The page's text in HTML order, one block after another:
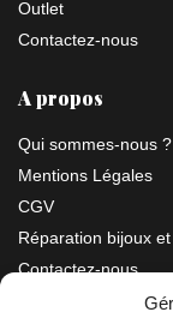
Outlet
Contactez-nous
A propos
Qui sommes-nous ?
Mentions Légales
CGV
Réparation bijoux
Contactez-nous